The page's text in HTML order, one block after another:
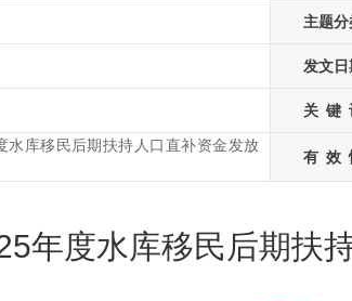
主题分
发文日
关 键
水库移民后期扶持人口直补资金发放
有 效
年度水库移民后期扶